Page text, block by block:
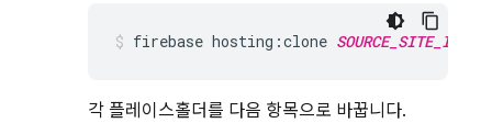
firebase hosting:clone SOURCE_SITE_ID
각 플레이스홀더를 다음 항목으로 바꿉니다.